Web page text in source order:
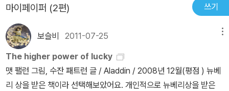
마이페이퍼 (2편) 쓰기
보슬비 2011-07-25
The higher power of lucky
맷 팰런 그림, 수잔 패트런 글 / Aladdin / 2008년 12월(평점 ) 뉴베
리 상을 받은 책이라 선택해보았어요. 개인적으로 뉴베리상을 받은